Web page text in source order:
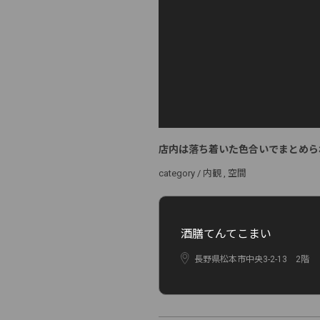
店内は落ち着いた色合いでまとめ
category / 内観 空間
酒膳てんてこまい
長野県松本市中央3-2-13 2階